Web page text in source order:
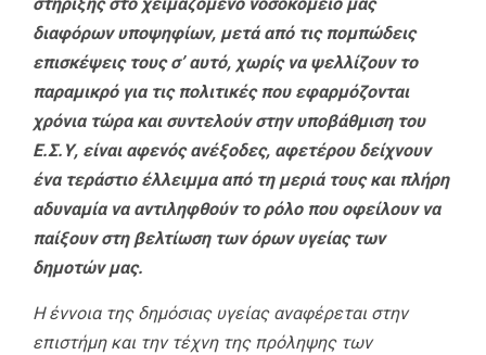
διαφόρων υποψηφίων, μετά από τις πομπώδεις
επισκέψεις τους σ’ αυτό, χωρίς να ψελλίζουν το
παραμικρό για τις πολιτικές που εφαρμόζονται
χρόνια τώρα και συντελούν στην υποβάθμιση του
Ε.Σ.Υ, είναι αφενός ανέξοδες, αφετέρου δείχνουν
ένα τεράστιο έλλειμμα από τη μεριά τους και πλήρη
αδυναμία να αντιληφθούν το ρόλο που οφείλουν να
παίξουν στη βελτίωση των όρων υγείας των
δημοτών μας.
Η έννοια της δημόσιας υγείας αναφέρεται στην
επιστήμη και την τέχνη της πρόληψης των